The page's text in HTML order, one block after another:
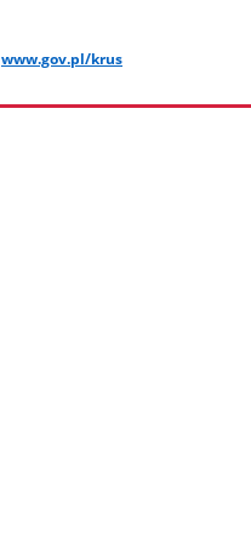
www.gov.pl/krus